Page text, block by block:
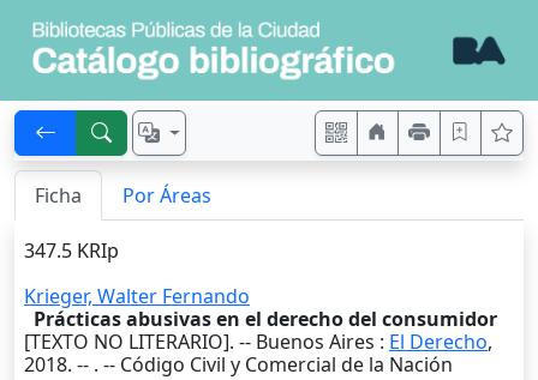
Ficha Por Áreas
347.5 KRIp
Krieger, Walter Fernando
Prácticas abusivas en el derecho del consumidor
[TEXTO NO LITERARIO]. -- Buenos Aires : El Derecho,
2018. -- . -- Código Civil y Comercial de la Nación